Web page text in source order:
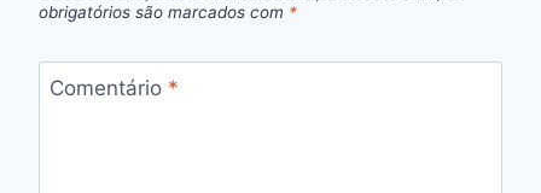
obrigatórios são marcados com *
Comentário *